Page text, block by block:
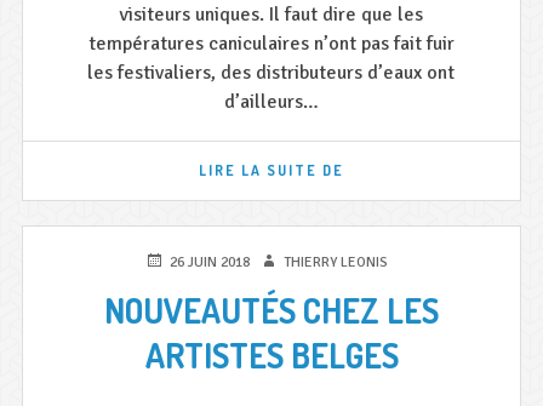
visiteurs uniques. Il faut dire que les
températures caniculaires n’ont pas fait fuir
les festivaliers, des distributeurs d’eaux ont
d’ailleurs…
LIRE LA SUITE DE
2018
FINI
!
PUBLIÉ26 JUIN 2018 AUTEUR
THIERRY LEONIS
NOUVEAUTÉS CHEZ LES
ARTISTES BELGES